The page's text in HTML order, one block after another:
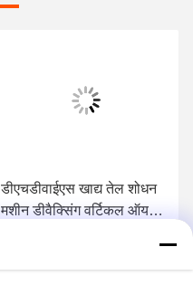
डीएचडीवाईएस खाद्य तेल शोधन
मशीन डीवैक्सिंग वर्टिकल ऑयल
सबसे अच्छी कीमत पाएं